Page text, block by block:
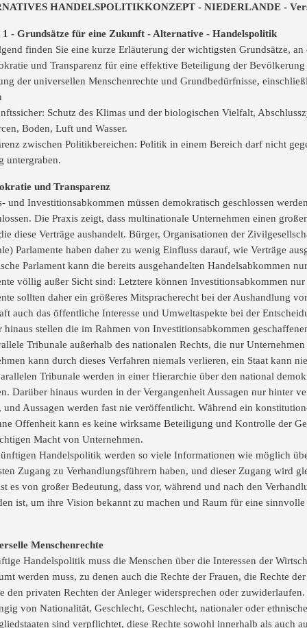
HANDELSPOLITIKKONZEPT - NIEDERLANDE -
- Grundsätze für eine Zukunft - Alternative - Handelspolitik
finden Sie eine kurze Erläuterung der wichtigsten Grundsätze,
und Transparenz für eine effektive Beteiligung der
der universellen Menschenrechte und Grundbedürfnisse,
Schutz des Klimas und der biologischen Vielfalt,
Boden, Luft und Wasser.
zwischen Politikbereichen: Politik in einem Bereich darf nicht
untergraben.
und Transparenz
und Investitionsabkommen müssen demokratisch geschlossen
Die Praxis zeigt, dass multinationale Unternehmen einen
diese Verträge aushandelt. Bürger, Organisationen der
Parlamente haben daher zu wenig Einfluss darauf, wie Verträge
Parlament kann die bereits ausgehandelten Handelsabkommen
völlig außer Sicht sind: Letztere können Investitionsabkommen
sollten daher ein größeres Mitspracherecht bei der Aushandlung
auch das öffentliche Interesse und Umweltaspekte bei der
hinaus stellen die im Rahmen von Investitionsabkommen
Tribunale außerhalb des nationalen Rechts, die nur
kann durch dieses Verfahren niemals verlieren, ein Staat kann
Tribunale werden in einer Hierarchie über den national
Darüber hinaus wurden in der Vergangenheit Aussagen nur hinter
und Aussagen werden fast nie veröffentlicht. Während ein
Offenheit kann es keine wirksame Beteiligung und Kontrolle der
Macht von Unternehmen.
Handelspolitik werden so viele Informationen wie möglich
Zugang zu Verhandlungsführern haben, und dieser Zugang wird
es von großer Bedeutung, dass vor, während und nach den
ist, um ihre Vision bekannt zu machen und Raum für eine
Menschenrechte
Handelspolitik muss die Menschen über die Interessen der
werden muss, zu denen auch die Rechte der Frauen, die Rechte
den privaten Rechten der Anleger widersprechen oder
von Nationalität, Geschlecht, Geschlecht, nationaler oder
sind verpflichtet, diese Rechte sowohl innerhalb als auch